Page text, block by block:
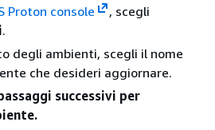
Proton console
, scegli
.
degli ambienti, scegli il nome
che desideri aggiornare.
successivi per